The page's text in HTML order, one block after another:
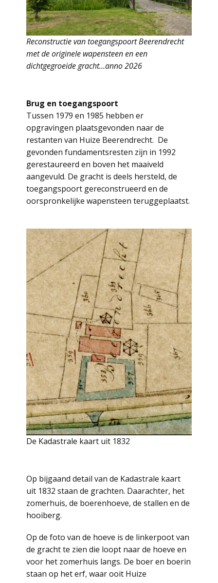
Reconstructie van toegangspoort Beerendrecht
met de originele wapensteen en een
dichtgegroeide gracht…anno 2026
Brug en toegangspoort
Tussen 1979 en 1985 hebben er
opgravingen plaatsgevonden naar de
restanten van Huize Beerendrecht. De
gevonden fundamentsresten zijn in 1992
gerestaureerd en boven het maaiveld
aangevuld. De gracht is deels hersteld, de
toegangspoort gereconstrueerd en de
oorspronkelijke wapensteen teruggeplaatst.
De Kadastrale kaart uit 1832
Op bijgaand detail van de Kadastrale kaart
uit 1832 staan de grachten. Daarachter, het
zomerhuis, de boerenhoeve, de stallen en de
hooiberg.
Op de foto van de hoeve is de linkerpoot van
de gracht te zien die loopt naar de hoeve en
voor het zomerhuis langs. De boer en boerin
staan op het erf, waar ooit Huize